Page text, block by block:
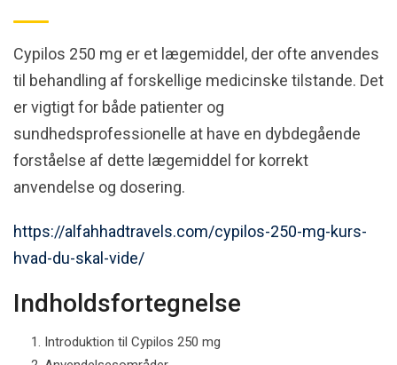
Cypilos 250 mg er et lægemiddel, der ofte anvendes
til behandling af forskellige medicinske tilstande. Det
er vigtigt for både patienter og
sundhedsprofessionelle at have en dybdegående
forståelse af dette lægemiddel for korrekt
anvendelse og dosering.
https://alfahhadtravels.com/cypilos-250-mg-kurs-
hvad-du-skal-vide/
Indholdsfortegnelse
Introduktion til Cypilos 250 mg